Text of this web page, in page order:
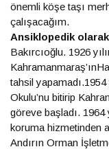
önemli köşe taşı
çalışacağım.
Ansiklopedik
Bakırcıoğlu. 1926
tahsil yapamadı.1954
Okulu’nu bitirip
göreve başladı. 1964
koruma hizmetinden
Andırın Orman